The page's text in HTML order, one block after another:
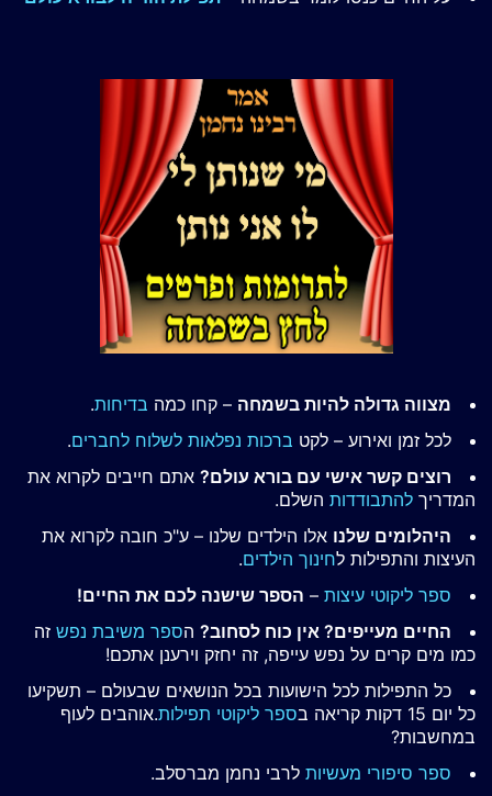
מצווה גדולה להיות בשמחה – קחו כמה בדיחות.
לכל זמן ואירוע – לקט ברכות נפלאות לשלוח לחברים.
רוצים קשר אישי עם בורא עולם? אתם חייבים לקרוא את
המדריך להתבודדות השלם.
היהלומים שלנו אלו הילדים שלנו – ע"כ חובה לקרוא את
העיצות והתפילות לחינוך הילדים.
ספר ליקוטי עיצות – הספר שישנה לכם את החיים!
החיים מעייפים? אין כוח לסחוב? הספר משיבת נפש זה
כמו מים קרים על נפש עייפה, זה יחזק וירענן אתכם!
כל התפילות לכל הישועות בכל הנושאים שבעולם – תשקיעו
כל יום 15 דקות קריאה ב
ספר ליקוטי תפילות.אוהבים לעוף
במחשבות?
ספר סיפורי מעשיות לרבי נחמן מברסלב.